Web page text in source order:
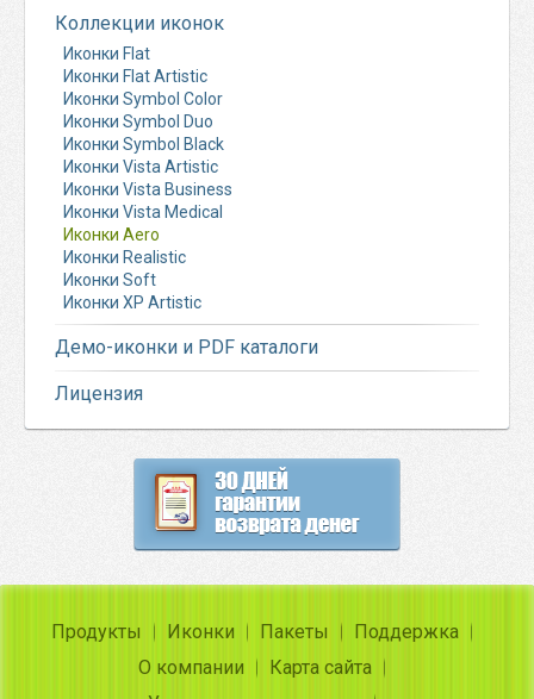
Коллекции иконок
Иконки Flat
Иконки Flat Artistic
Иконки Symbol Color
Иконки Symbol Duo
Иконки Symbol Black
Иконки Vista Artistic
Иконки Vista Business
Иконки Vista Medical
Иконки Aero
Иконки Realistic
Иконки Soft
Иконки XP Artistic
Демо-иконки и PDF каталоги
Лицензия
Продукты Иконки Пакеты
Поддержка
О компании
Карта сайта